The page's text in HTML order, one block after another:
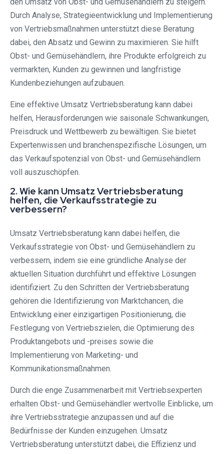
Durch Analyse, Strategieentwicklung und Implementierung
von Vertriebsmaßnahmen unterstützt diese Beratung
dabei, den Absatz und Gewinn zu maximieren. Sie hilft
Obst- und Gemüsehändlern, ihre Produkte erfolgreich zu
vermarkten, Kunden zu gewinnen und langfristige
Kundenbeziehungen aufzubauen.
Eine effektive Umsatz Vertriebsberatung kann dabei
helfen, Herausforderungen wie saisonale Schwankungen,
Preisdruck und Wettbewerb zu bewältigen. Sie bietet
Expertenwissen und branchenspezifische Lösungen, um
das Verkaufspotenzial von Obst- und Gemüsehändlern
voll auszuschöpfen.
2. Wie kann Umsatz Vertriebsberatung
helfen, die Verkaufsstrategie zu
verbessern?
Umsatz Vertriebsberatung kann dabei helfen, die
Verkaufsstrategie von Obst- und Gemüsehändlern zu
verbessern, indem sie eine gründliche Analyse der
aktuellen Situation durchführt und effektive Lösungen
identifiziert. Zu den Schritten der Vertriebsberatung
gehören die Identifizierung von Marktchancen, die
Entwicklung einer einzigartigen Positionierung, die
Festlegung von Vertriebszielen, die Optimierung des
Produktangebots und -preises sowie die
Implementierung von Marketing- und
Kommunikationsmaßnahmen.
Durch die enge Zusammenarbeit mit Vertriebsexperten
erhalten Obst- und Gemüsehändler wertvolle Einblicke, um
ihre Vertriebsstrategie anzupassen und auf die
Bedürfnisse der Kunden einzugehen. Umsatz
Vertriebsberatung unterstützt dabei, die Effizienz und